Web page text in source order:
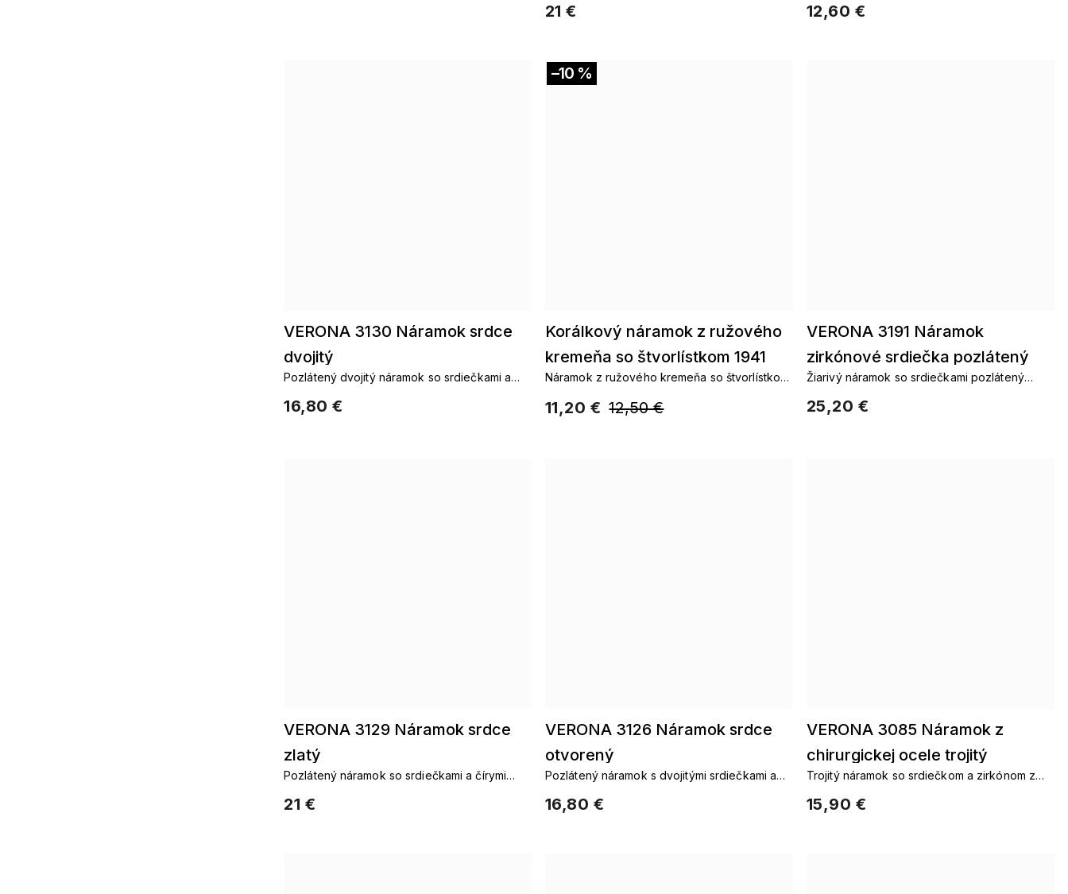
21 € 12,60 €
VERONA 3130 Náramok srdce
dvojitý
16,80 €
Pozlátený dvojitý náramok so srdiečkami a
Akcia
–10 %
Korálkový náramok z ružového
kremeňa so štvorlístkom 1941
12,50 €
11,20 €
Náramok z ružového kremeňa so štvorlístkom
VERONA 3191 Náramok
zirkónové srdiečka pozlátený
25,20 €
Žiarivý náramok so srdiečkami pozlátený
VERONA 3129 Náramok srdce
zlatý
21 €
Pozlátený náramok so srdiečkami a čírymi
VERONA 3126 Náramok srdce
otvorený
16,80 €
Pozlátený náramok s dvojitými srdiečkami a
VERONA 3085 Náramok z
chirurgickej ocele trojitý
pozlátený
15,90 €
Trojitý náramok so srdiečkom a zirkónom z